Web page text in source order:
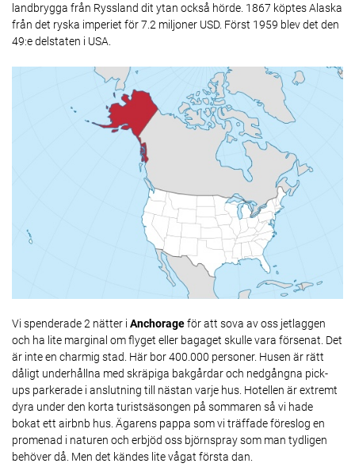
landbrygga från Ryssland dit ytan också hörde. 1867 köptes Alaska
från det ryska imperiet för 7.2 miljoner USD. Först 1959 blev det den
49:e delstaten i USA.
Vi spenderade 2 nätter i Anchorageför att sova av oss jetlaggen
och ha lite marginal om flyget eller bagaget skulle vara försenat. Det
är inte en charmig stad. Här bor 400.000 personer. Husen är rätt
dåligt underhållna med skräpiga bakgårdar och nedgångna pick-
ups parkerade i anslutning till nästan varje hus. Hotellen är extremt
dyra under den korta turistsäsongen på sommaren så vi hade
bokat ett airbnb hus. Ägarens pappa som vi träffade föreslog en
promenad i naturen och erbjöd oss björnspray som man tydligen
behöver då. Men det kändes lite vågat första dan.